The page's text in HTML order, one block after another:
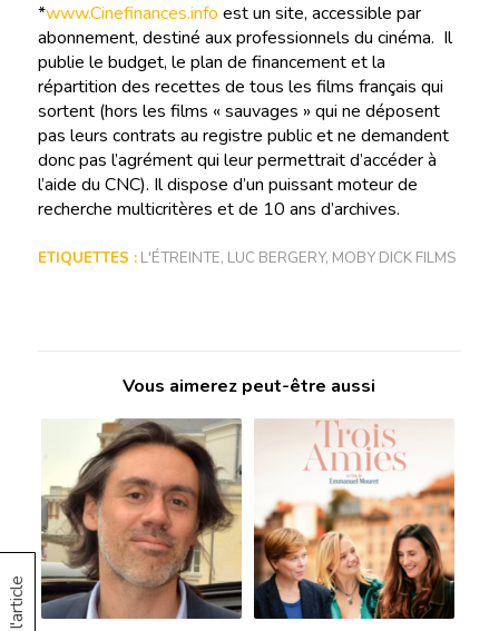
*www.Cinefinances.info est un site, accessible par
abonnement, destiné aux professionnels du cinéma. Il
publie le budget, le plan de financement et la
répartition des recettes de tous les films français qui
sortent (hors les films « sauvages » qui ne déposent
pas leurs contrats au registre public et ne demandent
donc pas l’agrément qui leur permettrait d’accéder à
l’aide du CNC). Il dispose d’un puissant moteur de
recherche multicritères et de 10 ans d’archives.
ETIQUETTES : L'ÉTREINTE, LUC BERGERY, MOBY DICK FILMS
Vous aimerez peut-être aussi